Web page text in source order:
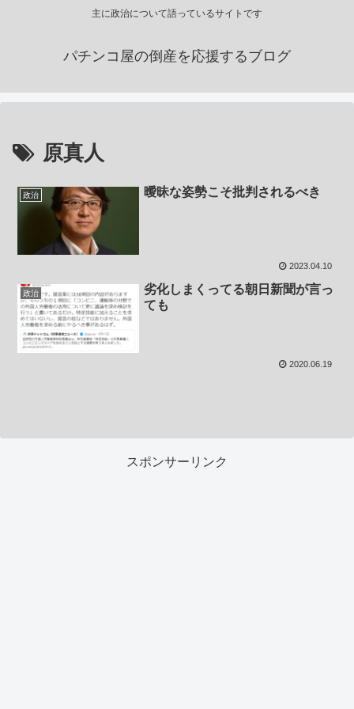
主に政治について語っているサイトです
パチンコ屋の倒産を応援するブログ
原真人
政治 曖昧な姿勢こそ批判されるべき
2023.04.10
政治
劣化しまくってる朝日新聞が言っ
ても
2020.06.19
スポンサーリンク